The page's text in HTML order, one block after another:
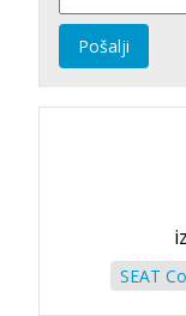
Pošalji
SEAT